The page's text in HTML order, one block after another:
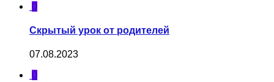
0
Скрытый урок от родителей
07.08.2023
0